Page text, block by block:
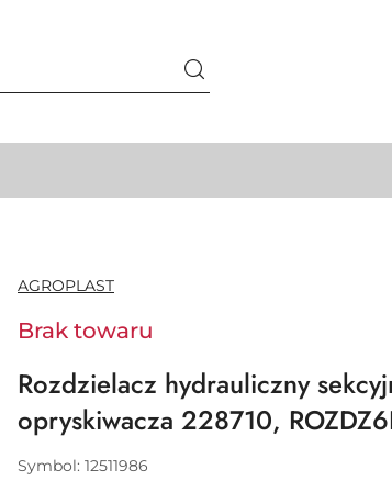
NAZWA
PRODUCENTA:
AGROPLAST
Brak towaru
Rozdzielacz hydrauliczny
opryskiwacza 228710,
Symbol: 12511986